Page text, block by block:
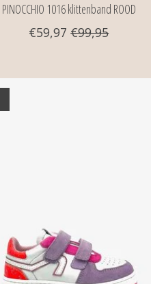
PINOCCHIO 1016 klittenband ROOD
€59,97 €99,95